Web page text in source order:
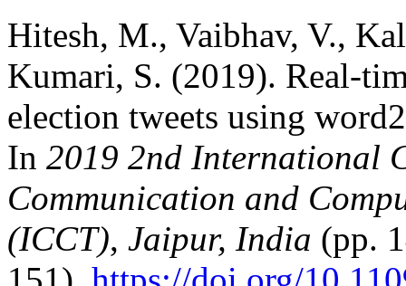
Hitesh, M., Vaibhav, V.,
Kumari, S. (2019). Real-
election tweets using
In 2019 2nd International
Communication and
(ICCT), Jaipur, India (pp.